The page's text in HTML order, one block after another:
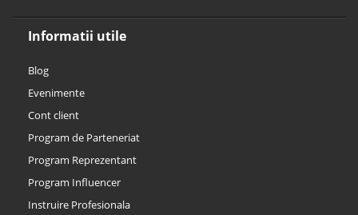
Informatii utile
Blog
Evenimente
Cont client
Program de Parteneriat
Program Reprezentant
Program Influencer
Instruire Profesionala